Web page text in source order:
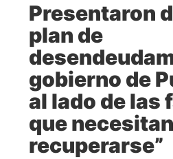
Presentaron
plan de
gobierno de
al lado de las
que necesitan
recuperarse”